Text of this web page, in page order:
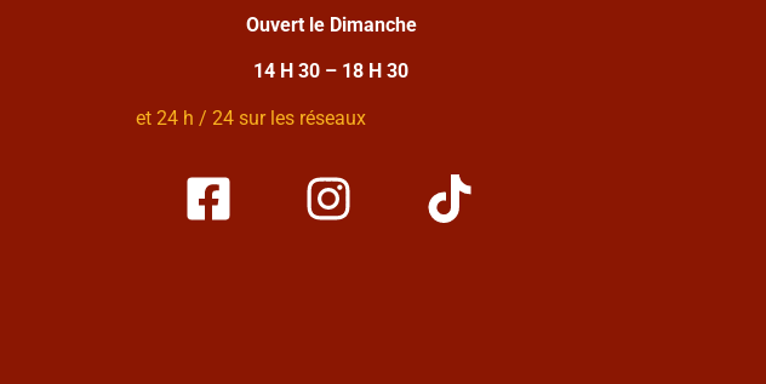
Ouvert le Dimanche
14 H 30 – 18 H 30
et 24 h / 24 sur les réseaux